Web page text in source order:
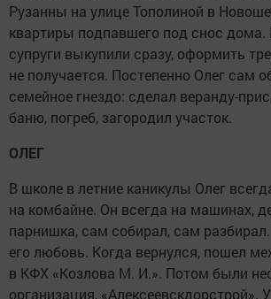
Рузанны на улице Тополиной в
квартиры подпавшего под снос
супруги выкупили сразу, оформить
не получается. Постепенно Олег сам
семейное гнездо: сделал веранду-
баню, погреб, загородил участок.
ОЛЕГ
В школе в летние каникулы Олег
на комбайне. Он всегда на машинах,
парнишка, сам собирал, сам
его любовь. Когда вернулся, пошел
в КФХ «Козлова М. И.». Потом были
организация, «Алексеевскдорстрой».